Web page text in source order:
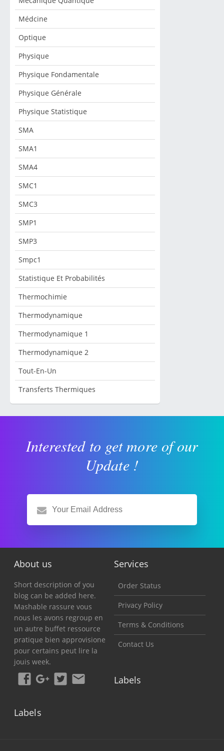
Médcine
Optique
Physique
Physique Fondamentale
Physique Générale
Physique Statistique
SMA
SMA1
SMA4
SMC1
SMC3
SMP1
SMP3
Smpc1
Statistique Et Probabilités
Thermochimie
Thermodynamique
Thermodynamique 1
Thermodynamique 2
Tout-En-Un
Transferts Thermiques
Interested to get more of our
Update !
About us
Short description of you
blog can be added here.
Mashable rassure vous
nous les avons regroup en
un autre buffet ressource
pratique bien approvisione
pour certains peut lire la
jouis week.
Services
Order Status
Privacy Policy
Terms & Conditions
Contact Us
Labels
Labels